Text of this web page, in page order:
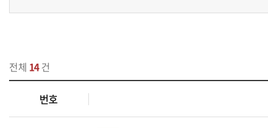
전체 14건
번호